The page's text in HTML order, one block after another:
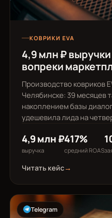
КОВРИКИ EVA
4,9 млн ₽
вопреки
Производство ковриков
Челябинске: 39 месяцев
накоплением базы
удешевила лида на
4,9 млн ₽
выручка
417%
средний ROAS
Читать кейс→
Telegram